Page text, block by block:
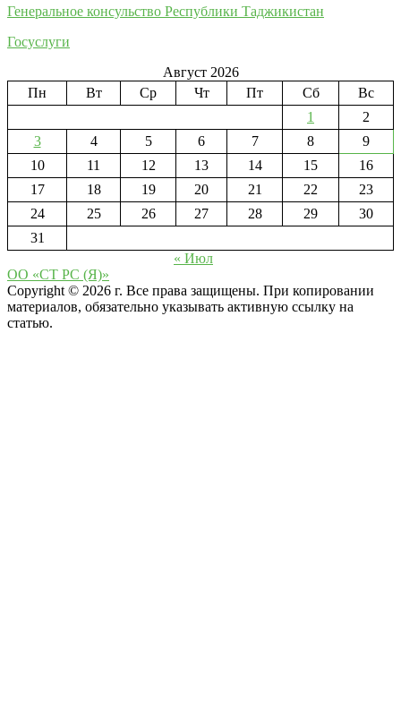
Генеральное консульство Республики Таджикистан
Госуслуги
Август 2026
Пн
Вт Ср Чт Пт Сб
Вс
1
2
3
4 5 6 7 8
9
10
11 12 13 14 15
16
17
18 19 20 21 22
23
24
25 26 27 28 29
30
31
« Июл
ОО «СТ РС (Я)»
Copyright © 2026 г. Все права защищены. При копировании
материалов, обязательно указывать активную ссылку на
статью.